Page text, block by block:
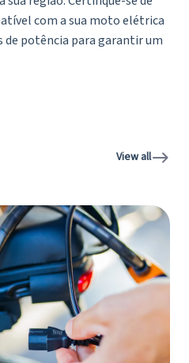
com a sua moto elétrica
de potência para garantir um
View all